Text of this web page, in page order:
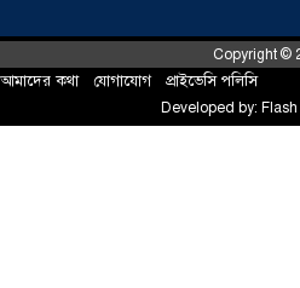
Copyright ©
আমাদের কথা যোগাযোগ প্রাইভেসি পলিসি
Developed by: